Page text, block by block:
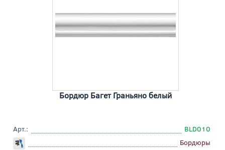
Бордюр Багет Граньяно белый
Арт.:
BLD010
Бордюры